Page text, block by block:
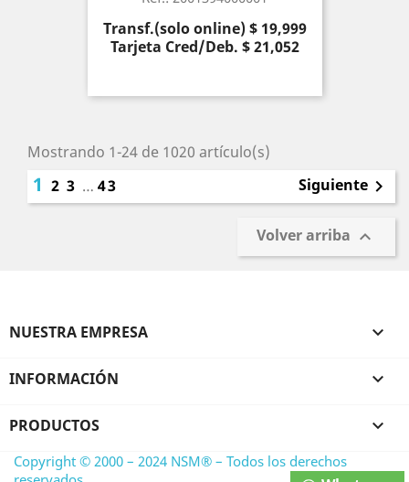
Precio
Transf.(solo online) $ 19,999
Tarjeta Cred/Deb. $ 21,052
Mostrando 1-24 de 1020 artículo(s)
1 2 3 … 43 Siguiente 
Volver arriba 
NUESTRA EMPRESA 
INFORMACIÓN 
PRODUCTOS 
Copyright © 2000 – 2024 NSM® – Todos los derechos